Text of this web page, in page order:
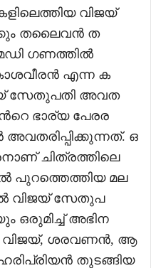
വിജയ്
തലൈവൻ ത
ഗണത്തിൽ
എന്ന ക
സേതുപതി അവത
ഭാര്യ പേരര
ഒ
ചിത്രത്തിലെ
പുറത്തെത്തിയ മല
വിജയ് സേതുപ
ഒരുമിച്ച് അഭിന
വിജയ്, ശരവണൻ, ആ
തുടങ്ങിയ